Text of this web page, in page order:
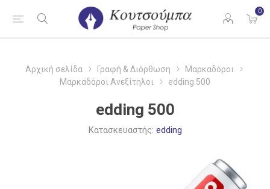
0
Αρχική σελίδα Γραφή & Διόρθωση
Μαρκαδόροι
Μαρκαδόροι Ανεξίτηλοι
edding 500
edding 500
Κατασκευαστής: edding